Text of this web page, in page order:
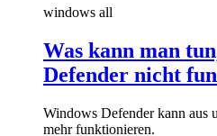
windows all
Was kann man
Defender nicht
Windows Defender kann aus
mehr funktionieren.